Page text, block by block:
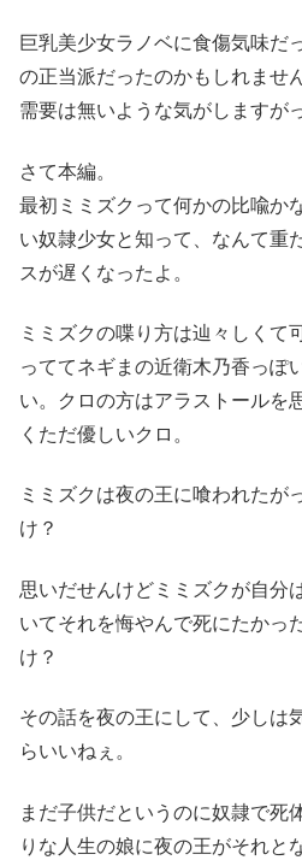
巨乳美少女ラノベに食傷気味だ
の正当派だったのかもしれませ
需要は無いような気がしますがっ
さて本編。
最初ミミズクって何かの比喩か
い奴隷少女と知って、なんて重
スが遅くなったよ。
ミミズクの喋り方は辿々しくて
っててネギまの近衛木乃香っぽ
い。クロの方はアラストールを
くただ優しいクロ。
ミミズクは夜の王に喰われたが
け？
思いだせんけどミミズクが自分
いてそれを悔やんで死にたかっ
け？
その話を夜の王にして、少しは
らいいねぇ。
まだ子供だというのに奴隷で死
りな人生の娘に夜の王がそれと